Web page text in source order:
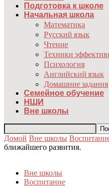
Подготовка к школе
Начальная школа
Математика
Русский язык
Чтение
Техники
Психология
Английский язык
Домашние задания
Семейное обучение
НШИ
Вне школы
Домой Вне школы
ближайшего развития.
Вне школы
Воспитание